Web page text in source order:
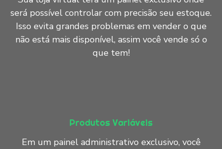
será possível controlar com precisão seu estoque.
Isso evita grandes problemas em vender o que
não está mais disponível, assim você vende só o
que tem!
Produtos Variáveis
Em um painel administrativo exclusivo, você